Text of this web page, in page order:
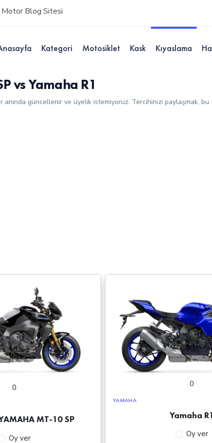
Motor Blog Sitesi
Kategori Motosiklet Kask Kıyaslama
vs Yamaha R1
güncellenir ve üyelik istemiyoruz. Tercihinizi paylaşmak, bu
0
MT-10 SP
Oy ver
0
YAMAHA
Yamaha
Oy ver